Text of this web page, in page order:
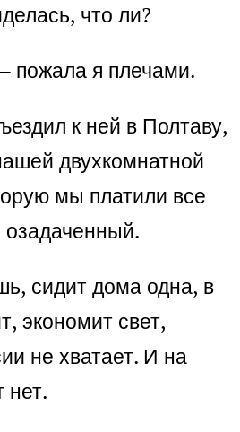
что ли?
я плечами.
к ней в Полтаву,
двухкомнатной
мы платили все
озадаченный.
сидит дома одна, в
экономит свет,
не хватает. И на
нет.